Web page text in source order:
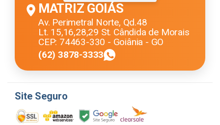
MATRIZ GOIÁS
Av. Perimetral Norte, Qd.48
Lt. 15,16,28,29 St. Cândida de Morais
CEP: 74463-330 - Goiânia - GO
(62) 3878-3333
Site Seguro